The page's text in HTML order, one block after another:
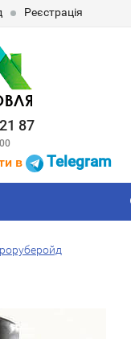
Реєстрація
87
в Telegram